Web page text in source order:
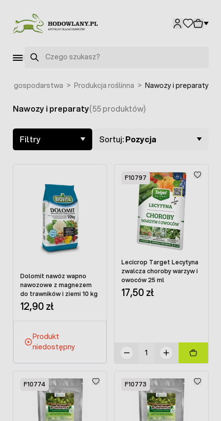
Szukaj
gospodarstwa > Produkcja roślinna > Nawozy i preparaty
Skip to product list
Nawozy i preparaty(55 produktów)
Filtry Sortuj:Pozycja
Dolomit nawóz wapno
nawozowe z magnezem
do trawników i ziemi 10 kg
12,90 zł
Produkt
niedostępny
F10797
Lecicrop Target Lecytyna
zwalcza choroby warzyw i
owoców 25 ml
17,50 zł
F10774 F10773